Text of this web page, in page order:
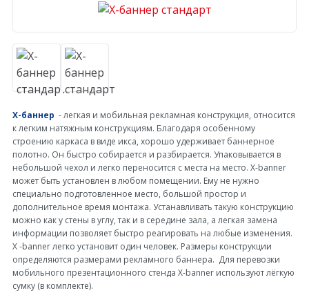
Х-баннер - легкая и мобильная рекламная конструкция, относится
к легким натяжным конструкциям. Благодаря особенному
строению каркаса в виде икса, хорошо удерживает баннерное
полотно. Он быстро собирается и разбирается. Упаковывается в
небольшой чехол и легко переносится с места на место. Х-banner
может быть установлен в любом помещении. Ему не нужно
специально подготовленное место, большой простор и
дополнительное время монтажа. Устанавливать такую конструкцию
можно как у стены в углу, так и в середине зала, а легкая замена
информации позволяет быстро реагировать на любые изменения.
X -banner легко установит один человек. Размеры конструкции
определяются размерами рекламного баннера. Для перевозки
мобильного презентационного стенда Х-banner используют лёгкую
сумку (в комплекте).